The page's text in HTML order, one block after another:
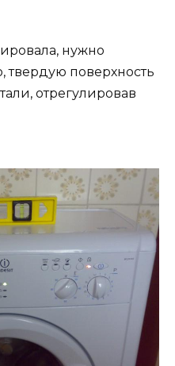
нужно
твердую поверхность
отрегулировав